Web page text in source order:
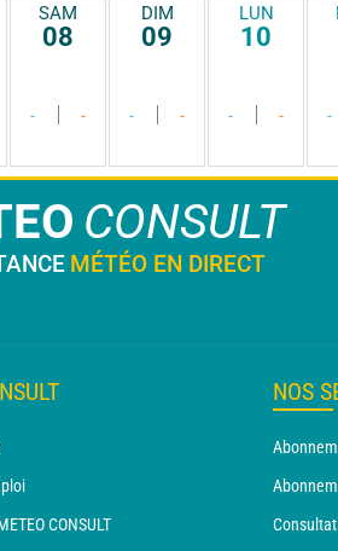
SAM
08
- -
DIM
09
- -
LUN
10
- - -
CONSULT
MÉTÉO EN DIRECT
CONSULT
NOS